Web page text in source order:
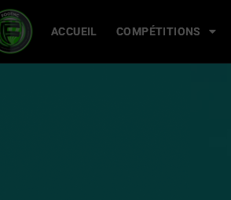
ACCUEIL COMPÉTITIONS
ACCUEIL COMPÉTITIONS